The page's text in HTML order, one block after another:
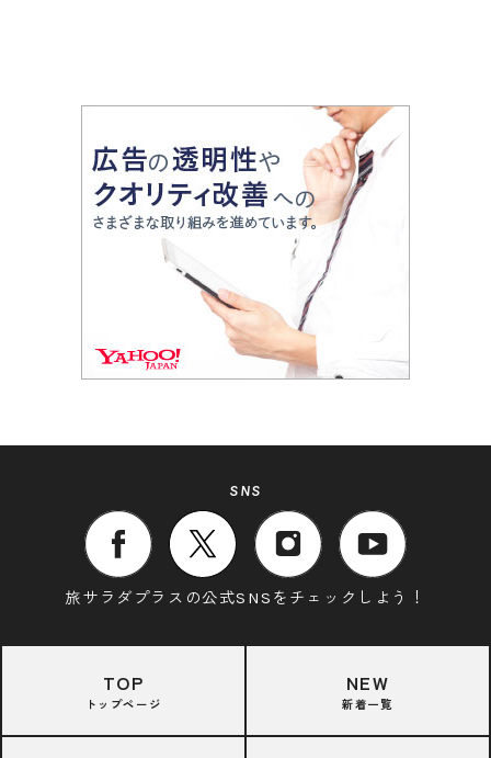
SNS
旅サラダプラスの公式SNSをチェックしよう！
TOP
トップページ
NEW
新着一覧